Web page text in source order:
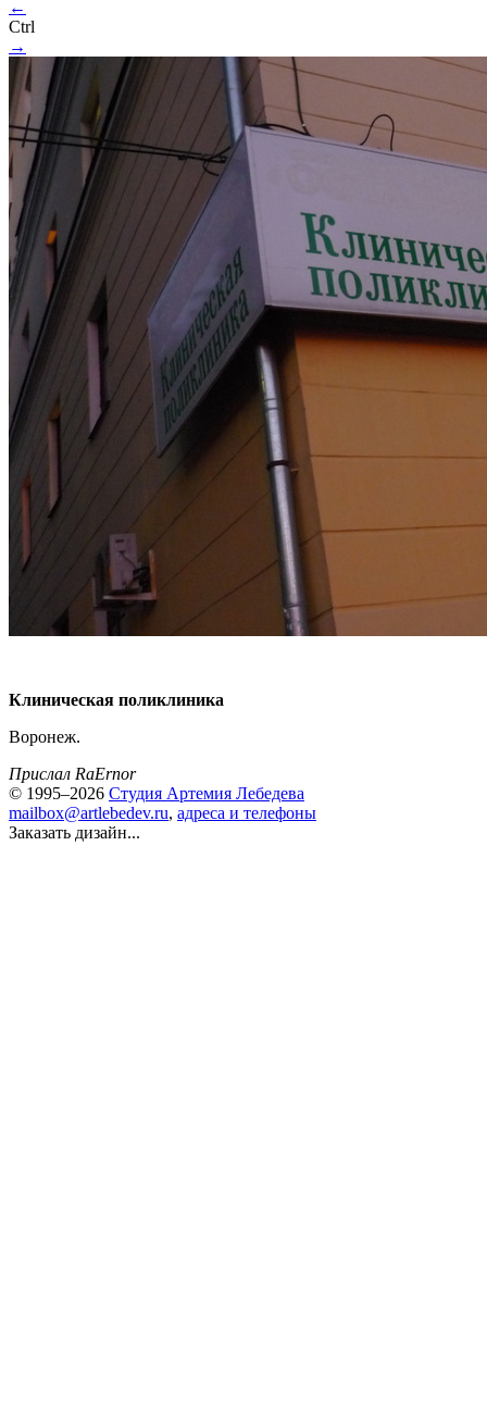
←
Ctrl
→
Клиническая поликлиника
Воронеж.
Прислал RaErnor
© 1995–2026 Студия Артемия Лебедева
mailbox@artlebedev.ru, адреса и телефоны
Заказать дизайн...